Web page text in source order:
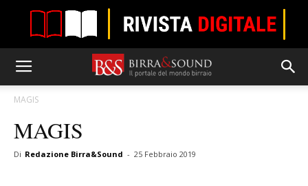
MAGIS
MAGIS
Di Redazione Birra&Sound - 25 Febbraio 2019